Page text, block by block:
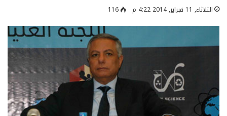
الثلاثاء, 11 فبراير, 2014 4:22 م 116